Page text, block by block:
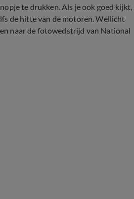
te drukken. Als je ook goed kijkt,
de hitte van de motoren. Wellicht
naar de fotowedstrijd van National